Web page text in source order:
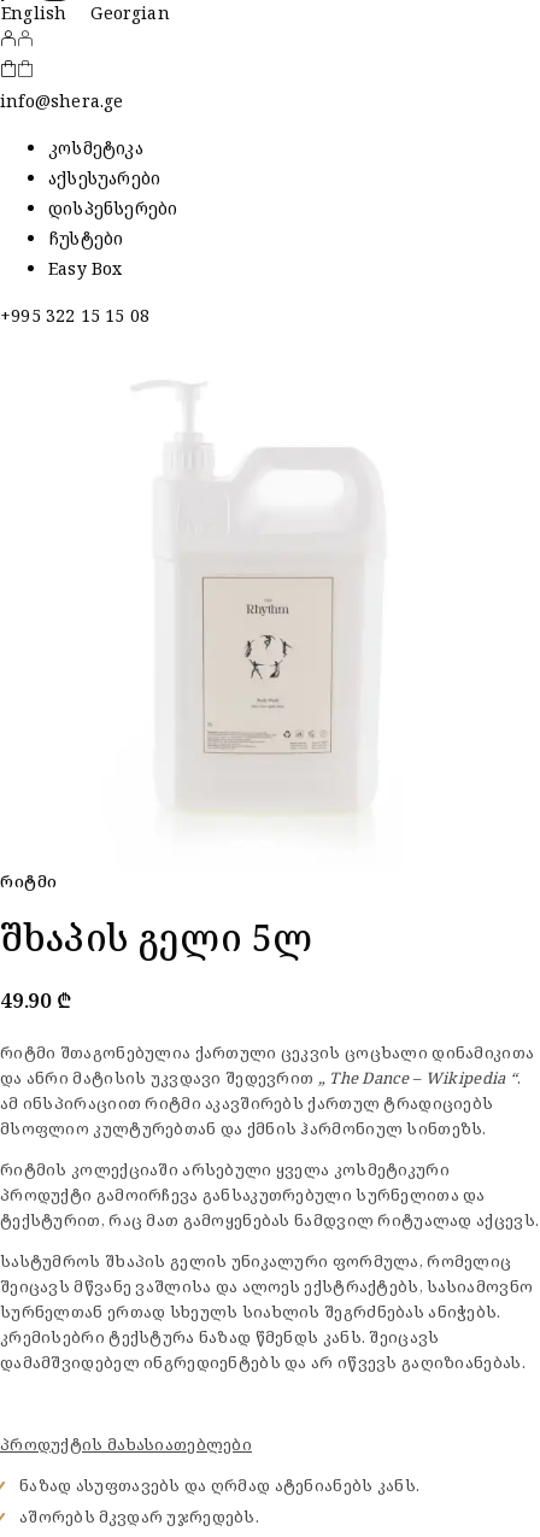
English Georgian
info@shera.ge
კოსმეტიკა
აქსესუარები
დისპენსერები
ჩუსტები
Easy Box
+995 322 15 15 08
ᲠᲘᲢᲛᲘ
შხაპის გელი 5ლ
49.90 ₾
რიტმი შთაგონებულია ქართული ცეკვის ცოცხალი დინამიკითა
და ანრი მატისის უკვდავი შედევრით „ The Dance – Wikipedia “.
ამ ინსპირაციით რიტმი აკავშირებს ქართულ ტრადიციებს
მსოფლიო კულტურებთან და ქმნის ჰარმონიულ სინთეზს.
რიტმის კოლექციაში არსებული ყველა კოსმეტიკური
პროდუქტი გამოირჩევა განსაკუთრებული სურნელითა და
ტექსტურით, რაც მათ გამოყენებას ნამდვილ რიტუალად აქცევს.
სასტუმროს შხაპის გელის უნიკალური ფორმულა, რომელიც
შეიცავს მწვანე ვაშლისა და ალოეს ექსტრაქტებს, სასიამოვნო
სურნელთან ერთად სხეულს სიახლის შეგრძნებას ანიჭებს.
კრემისებრი ტექსტურა ნაზად წმენდს კანს. შეიცავს
დამამშვიდებელ ინგრედიენტებს და არ იწვევს გაღიზიანებას.
პროდუქტის მახასიათებლები
ნაზად ასუფთავებს და ღრმად ატენიანებს კანს.
აშორებს მკვდარ უჯრედებს.